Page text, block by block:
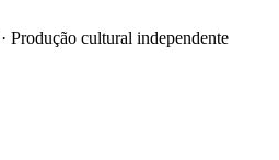
Produção cultural independente